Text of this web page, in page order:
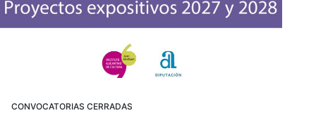
CONVOCATORIAS CERRADAS